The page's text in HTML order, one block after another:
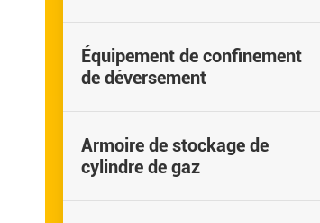
Équipement de confinement
de déversement
Armoire de stockage de
cylindre de gaz